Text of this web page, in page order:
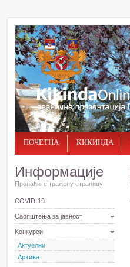
ПОЧЕТНА КИКИНДА
Информације
Пронађите тражену страницу
COVID-19
Саопштења за јавност
Kонкурси
Актуелни
Архива